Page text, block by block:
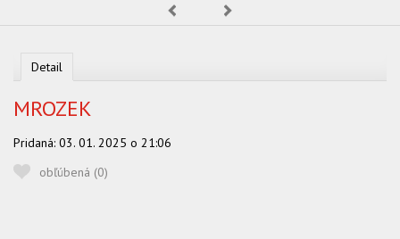
VYHĽADÁVANIE
SÚŤAŽE
WORKSHOPY
Detail
MROZEK
Pridaná: 03. 01. 2025 o 21:06
obľúbená (0)